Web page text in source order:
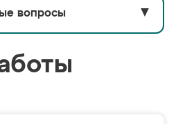
вопросы ▼